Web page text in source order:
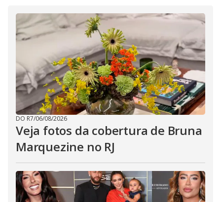
DO R7/06/08/2026
Veja fotos da cobertura de Bruna
Marquezine no RJ